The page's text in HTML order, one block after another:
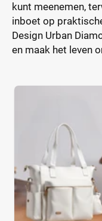
kunt meenemen,
inboet op
Design Urban
en maak het leven